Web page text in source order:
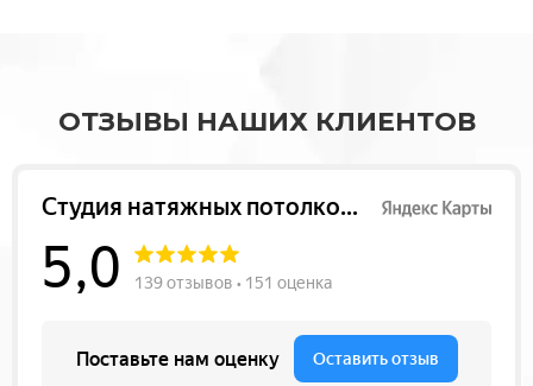
ОТЗЫВЫ НАШИХ КЛИЕНТОВ